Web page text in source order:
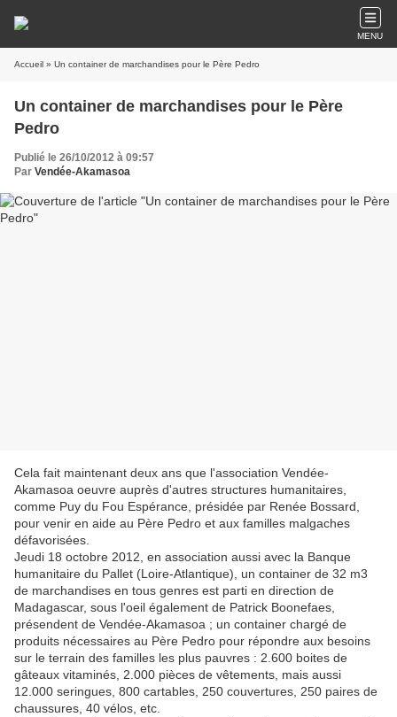
MENU
Accueil » Un container de marchandises pour le Père Pedro
Un container de marchandises pour le Père
Pedro
Publié le 26/10/2012 à 09:57
Par Vendée-Akamasoa
Cela fait maintenant deux ans que l'association Vendée-
Akamasoa oeuvre auprès d'autres structures humanitaires,
comme Puy du Fou Espérance, présidée par Renée Bossard,
pour venir en aide au Père Pedro et aux familles malgaches
défavorisées.
Jeudi 18 octobre 2012, en association aussi avec la Banque
humanitaire du Pallet (Loire-Atlantique), un container de 32 m3
de marchandises en tous genres est parti en direction de
Madagascar, sous l'oeil également de Patrick Boonefaes,
présendent de Vendée-Akamasoa ; un container chargé de
produits nécessaires au Père Pedro pour répondre aux besoins
sur le terrain des familles les plus pauvres : 2.600 boites de
gâteaux vitaminés, 2.000 pièces de vêtements, mais aussi
12.000 seringues, 800 cartables, 250 couvertures, 250 paires de
chaussures, 40 vélos, etc.